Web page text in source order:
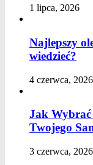
1 lipca, 2026
Najlepszy
wiedzieć?
4 czerwca, 2026
Jak
Twojego
3 czerwca, 2026